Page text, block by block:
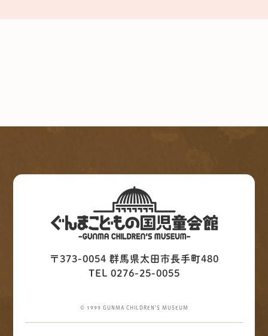
〒373-0054 群馬県太田市長手町480
TEL 0276-25-0055
© 1999 GUNMA CHILDREN'S MUSEUM